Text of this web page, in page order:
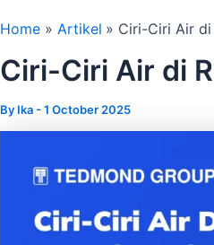
Home Artikel Ciri-Ciri Air di
Ciri-Ciri Air di
By Ika-1 October 2025